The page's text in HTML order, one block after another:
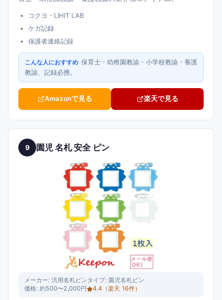
コクヨ・LIHIT LAB
ケガ記録
保護者連絡記録
こんな人におすすめ 保育士・幼稚園教諭・小学校教諭・養護
教諭、記録必携。
Amazonで見る 楽天で見る
9 園児 名札 安全 ピン
メーカー: 汎用名札ピンタイプ: 園児名札ピン
価格: 約500〜2,000円 4.4 （楽天 16件）